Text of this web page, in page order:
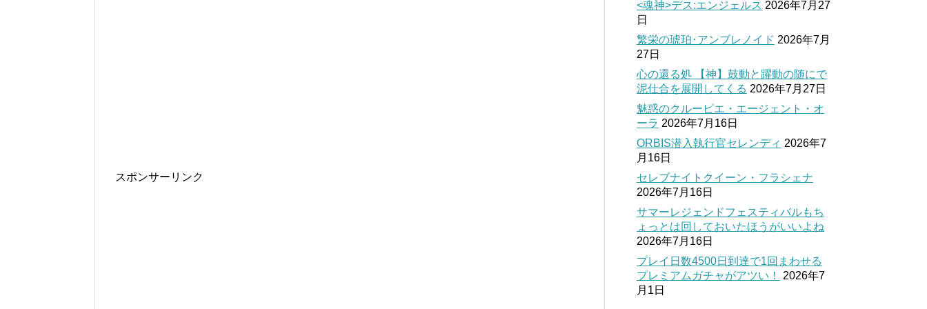
スポンサーリンク
<魂神>デス:エンジェルス 2026年7月27
日
繁栄の琥珀･アンブレノイド 2026年7月
27日
心の還る処 【神】鼓動と躍動の随にで
泥仕合を展開してくる 2026年7月27日
魅惑のクルーピエ・エージェント・オ
ーラ 2026年7月16日
ORBIS潜入執行官セレンディ 2026年7
月16日
セレブナイトクイーン・フラシェナ
2026年7月16日
サマーレジェンドフェスティバルもち
ょっとは回しておいたほうがいいよね
2026年7月16日
プレイ日数4500日到達で1回まわせる
プレミアムガチャがアツい！
2026年7
月1日